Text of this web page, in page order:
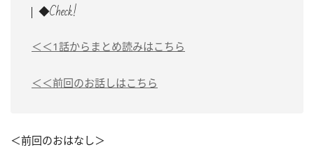
◆Check!
＜＜1話からまとめ読みはこちら
＜＜前回のお話しはこちら
＜前回のおはなし＞